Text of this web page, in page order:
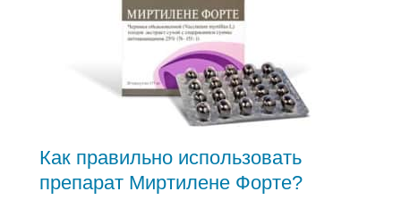
Как правильно использовать
препарат Миртилене Форте?